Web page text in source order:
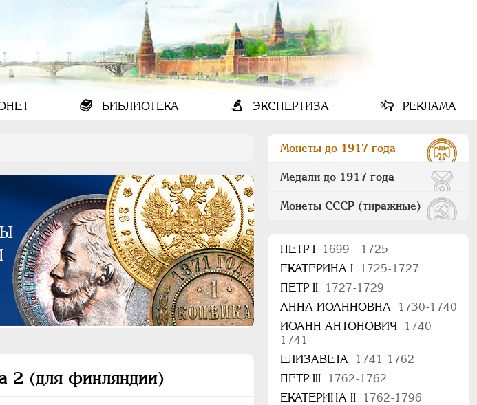
БИБЛИОТЕКА ЭКСПЕРТИЗА РЕКЛАМА
2 (для финляндии)
Монеты до 1917 года
Медали до 1917 года
Монеты СССР (тиражные)
ПEТР I
1699 - 1725
ЕКАТЕРИНА I
1725-1727
ПЕТР II
1727-1729
АННА ИОАННОВНА
1730-1740
ИОАНН АНТОНОВИЧ
1740-
1741
ЕЛИЗАВЕТА
1741-1762
ПЕТР III
1762-1762
ЕКАТЕРИНА II
1762-1796